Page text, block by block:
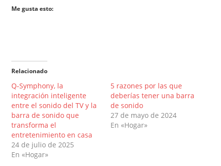
Me gusta esto:
Relacionado
Q‑Symphony, la
integración inteligente
entre el sonido del TV y la
barra de sonido que
transforma el
entretenimiento en casa
24 de julio de 2025
En «Hogar»
5 razones por las que
deberías tener una barra
de sonido
27 de mayo de 2024
En «Hogar»